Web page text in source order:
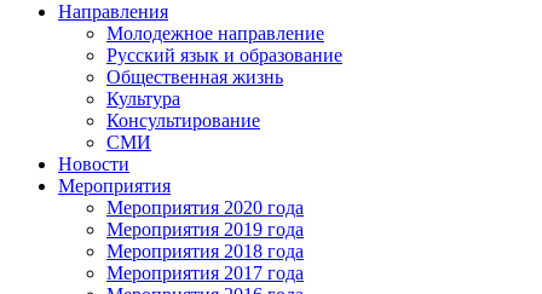
Направления
Молодежное направление
Русский язык и образование
Общественная жизнь
Культура
Консультирование
СМИ
Новости
Мероприятия
Мероприятия 2020 года
Мероприятия 2019 года
Мероприятия 2018 годa
Мероприятия 2017 года